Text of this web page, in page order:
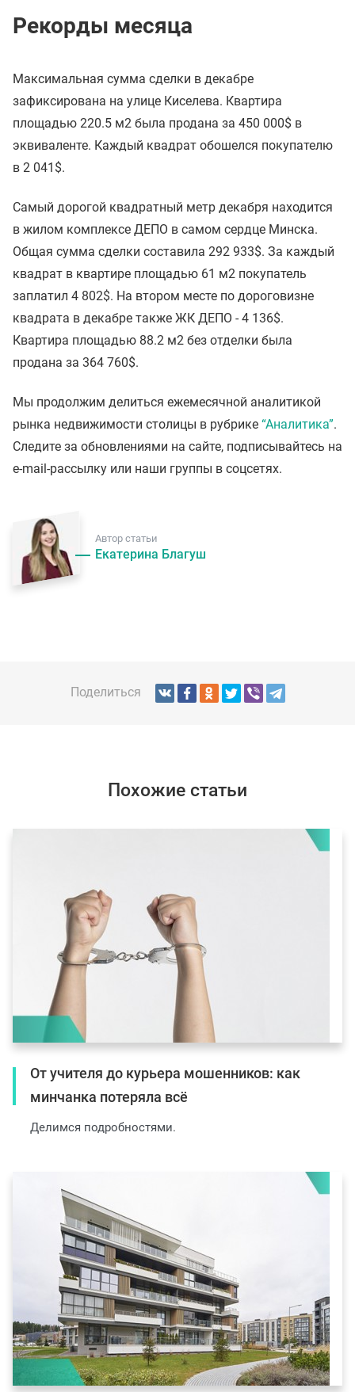
Рекорды месяца
Максимальная сумма сделки в декабре
зафиксирована на улице Киселева. Квартира
площадью 220.5 м2 была продана за 450 000$ в
эквиваленте. Каждый квадрат обошелся покупателю
в 2 041$.
Самый дорогой квадратный метр декабря находится
в жилом комплексе ДЕПО в самом сердце Минска.
Общая сумма сделки составила 292 933$. За каждый
квадрат в квартире площадью 61 м2 покупатель
заплатил 4 802$. На втором месте по дороговизне
квадрата в декабре также ЖК ДЕПО - 4 136$.
Квартира площадью 88.2 м2 без отделки была
продана за 364 760$.
Мы продолжим делиться ежемесячной аналитикой
рынка недвижимости столицы в рубрике “Аналитика”.
Следите за обновлениями на сайте, подписывайтесь на
e-mail-рассылку или наши группы в соцсетях.
Автор статьи
Екатерина Благуш
Поделиться
Похожие статьи
От учителя до курьера мошенников: как
минчанка потеряла всё
Делимся подробностями.